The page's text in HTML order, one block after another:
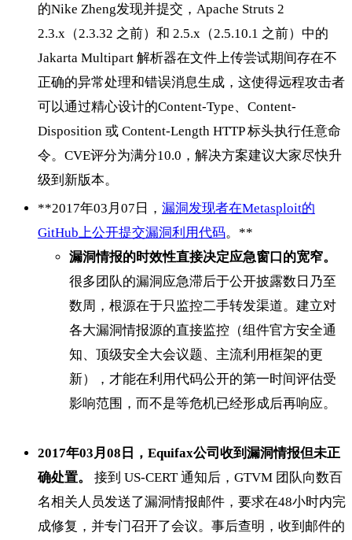
的Nike Zheng发现并提交，Apache Struts 2
2.3.x（2.3.32 之前）和 2.5.x（2.5.10.1 之前）中的
Jakarta Multipart 解析器在文件上传尝试期间存在不
正确的异常处理和错误消息生成，这使得远程攻击者
可以通过精心设计的Content-Type、Content-
Disposition 或 Content-Length HTTP 标头执行任意命
令。CVE评分为满分10.0，解决方案建议大家尽快升
级到新版本。
**2017年03月07日， 漏洞发现者在Metasploit的
GitHub上公开提交漏洞利用代码。**
漏洞情报的时效性直接决定应急窗口的宽窄。
很多团队的漏洞应急滞后于公开披露数日乃至
数周，根源在于只监控二手转发渠道。建立对
各大漏洞情报源的直接监控（组件官方安全通
知、顶级安全大会议题、主流利用框架的更
新），才能在利用代码公开的第一时间评估受
影响范围，而不是等危机已经形成后再响应。
2017年03月08日，Equifax公司收到漏洞情报但未正
确处置。
接到 US-CERT 通知后，GTVM 团队向数百
名相关人员发送了漏洞情报邮件，要求在48小时内完
成修复，并专门召开了会议。事后查明，收到邮件的